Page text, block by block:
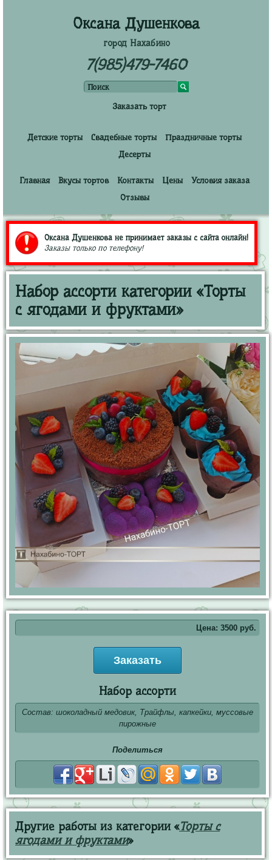
Оксана Душенкова
город Нахабино
7(985)479-7460
Заказать торт
Детские торты Свадебные торты
Праздничные торты
Десерты
Главная Вкусы тортов Контакты Цены
Условия заказа
Отзывы
Оксана Душенкова не принимает заказы с сайта онлайн!
Заказы только по телефону!
Набор ассорти категории «Торты
с ягодами и фруктами»
Цена: 3500 руб.
Заказать
Набор ассорти
Состав: шоколадный медовик, Трайфлы, капкейки, муссовые
пирожные
Поделиться
Другие работы из категории «Торты с
ягодами и фруктами»